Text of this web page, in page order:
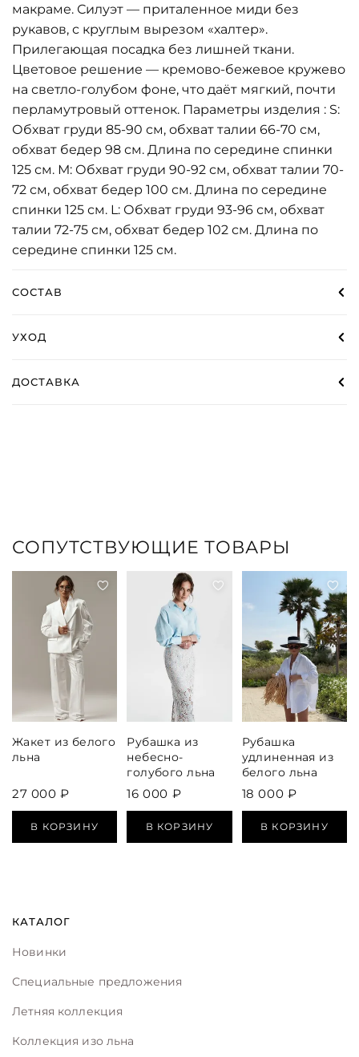
макраме. Силуэт — приталенное миди без
рукавов, с круглым вырезом «халтер».
Прилегающая посадка без лишней ткани.
Цветовое решение — кремово-бежевое кружево
на светло-голубом фоне, что даёт мягкий, почти
перламутровый оттенок. Параметры изделия : S:
Обхват груди 85-90 см, обхват талии 66-70 см,
обхват бедер 98 см. Длина по середине спинки
125 см. М: Обхват груди 90-92 см, обхват талии 70-
72 см, обхват бедер 100 см. Длина по середине
спинки 125 см. L: Обхват груди 93-96 см, обхват
талии 72-75 см, обхват бедер 102 см. Длина по
середине спинки 125 см.
СОСТАВ
УХОД
ДОСТАВКА
СОПУТСТВУЮЩИЕ ТОВАРЫ
Жакет из белого
льна
27 000 ₽
В КОРЗИНУ
Рубашка из
небесно-
голубого льна
16 000 ₽
В КОРЗИНУ
Рубашка
удлиненная из
белого льна
18 000 ₽
В КОРЗИНУ
КАТАЛОГ
Новинки
Специальные предложения
Летняя коллекция
Коллекция изо льна